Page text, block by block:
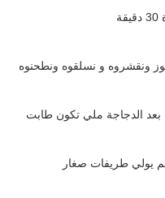
ونقشروه و نسلقوه ونطحنوه
الدجاجة ملي تكون طابت
يولي طريفات صغار